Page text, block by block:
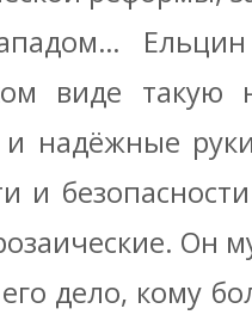
Ельцин
виде такую
и надёжные
и
Он
дело, кому